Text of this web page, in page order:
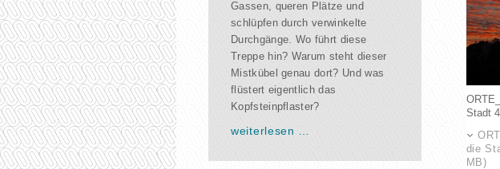
Gassen, queren Plätze und
schlüpfen durch verwinkelte
Durchgänge. Wo führt diese
Treppe hin? Warum steht dieser
Mistkübel genau dort? Und was
flüstert eigentlich das
Kopfsteinpflaster?
weiterlesen …
Stadt
die
MB)